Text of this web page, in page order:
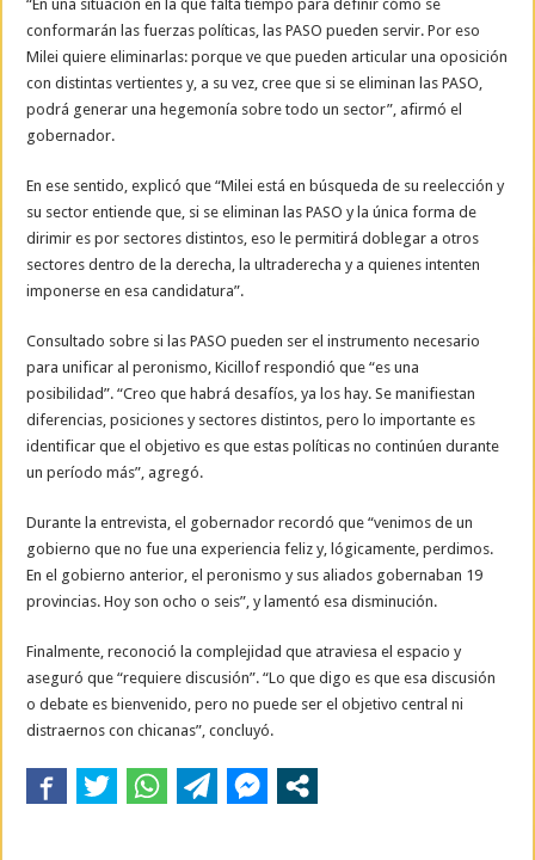
“En una situación en la que falta tiempo para definir cómo se
conformarán las fuerzas políticas, las PASO pueden servir. Por eso
Milei quiere eliminarlas: porque ve que pueden articular una oposición
con distintas vertientes y, a su vez, cree que si se eliminan las PASO,
podrá generar una hegemonía sobre todo un sector”, afirmó el
gobernador.
En ese sentido, explicó que “Milei está en búsqueda de su reelección y
su sector entiende que, si se eliminan las PASO y la única forma de
dirimir es por sectores distintos, eso le permitirá doblegar a otros
sectores dentro de la derecha, la ultraderecha y a quienes intenten
imponerse en esa candidatura”.
Consultado sobre si las PASO pueden ser el instrumento necesario
para unificar al peronismo, Kicillof respondió que “es una
posibilidad”. “Creo que habrá desafíos, ya los hay. Se manifiestan
diferencias, posiciones y sectores distintos, pero lo importante es
identificar que el objetivo es que estas políticas no continúen durante
un período más”, agregó.
Durante la entrevista, el gobernador recordó que “venimos de un
gobierno que no fue una experiencia feliz y, lógicamente, perdimos.
En el gobierno anterior, el peronismo y sus aliados gobernaban 19
provincias. Hoy son ocho o seis”, y lamentó esa disminución.
Finalmente, reconoció la complejidad que atraviesa el espacio y
aseguró que “requiere discusión”. “Lo que digo es que esa discusión
o debate es bienvenido, pero no puede ser el objetivo central ni
distraernos con chicanas”, concluyó.